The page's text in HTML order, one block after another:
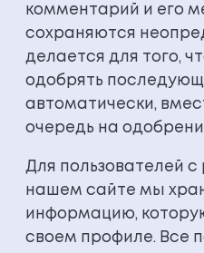
комментарий и его
сохраняются
делается для того,
одобрять
автоматически,
очередь на
Для пользователей
нашем сайте мы
информацию,
своем профиле. Все